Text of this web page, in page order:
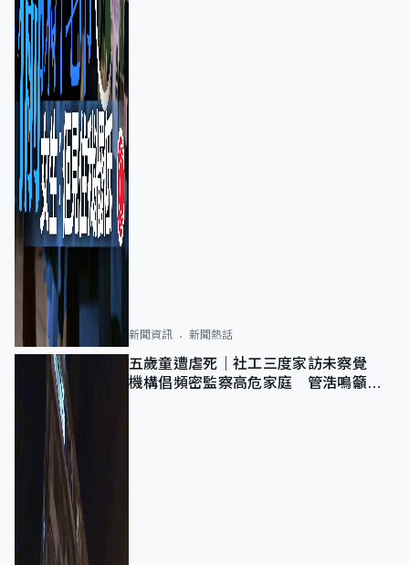
新聞資訊 新聞熱話
五歲童遭虐死｜社工三度家訪未察覺
機構倡頻密監察高危家庭 管浩鳴籲加